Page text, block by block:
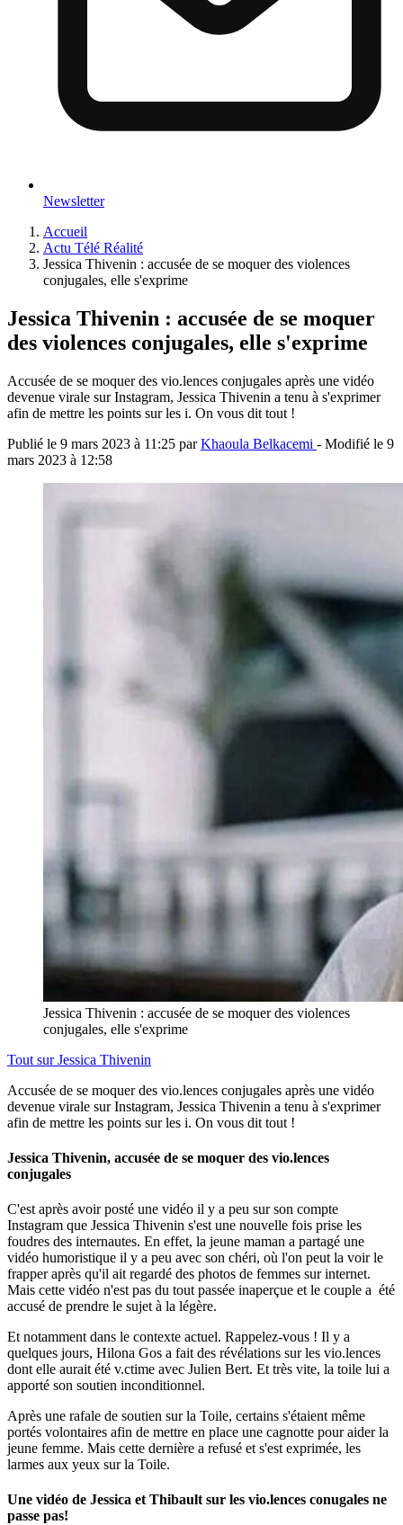
Newsletter
Accueil
Actu Télé Réalité
Jessica Thivenin : accusée de se moquer des violences
conjugales, elle s'exprime
Jessica Thivenin : accusée de se moquer
des violences conjugales, elle s'exprime
Accusée de se moquer des vio.lences conjugales après une vidéo
devenue virale sur Instagram, Jessica Thivenin a tenu à s'exprimer
afin de mettre les points sur les i. On vous dit tout !
Publié le 9 mars 2023 à 11:25 parKhaoula Belkacemi - Modifié le 9
mars 2023 à 12:58
Jessica Thivenin : accusée de se moquer des violences
conjugales, elle s'exprime
Tout surJessica Thivenin
Accusée de se moquer des vio.lences conjugales après une vidéo
devenue virale sur Instagram, Jessica Thivenin a tenu à s'exprimer
afin de mettre les points sur les i. On vous dit tout !
Jessica Thivenin, accusée de se moquer des vio.lences
conjugales
C'est après avoir posté une vidéo il y a peu sur son compte
Instagram que Jessica Thivenin s'est une nouvelle fois prise les
foudres des internautes. En effet, la jeune maman a partagé une
vidéo humoristique il y a peu avec son chéri, où l'on peut la voir le
frapper après qu'il ait regardé des photos de femmes sur internet.
Mais cette vidéo n'est pas du tout passée inaperçue et le couple a été
accusé de prendre le sujet à la légère.
Et notamment dans le contexte actuel. Rappelez-vous ! Il y a
quelques jours, Hilona Gos a fait des révélations sur les vio.lences
dont elle aurait été v.ctime avec Julien Bert. Et très vite, la toile lui a
apporté son soutien inconditionnel.
Après une rafale de soutien sur la Toile, certains s'étaient même
portés volontaires afin de mettre en place une cagnotte pour aider la
jeune femme. Mais cette dernière a refusé et s'est exprimée, les
larmes aux yeux sur la Toile.
Une vidéo de Jessica et Thibault sur les vio.lences conugales ne
passe pas!